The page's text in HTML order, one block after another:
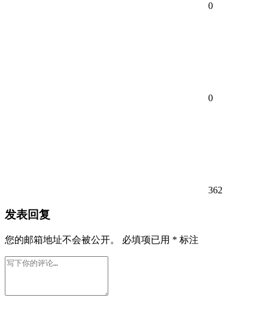
0
0
362
发表回复
您的邮箱地址不会被公开。 必填项已用 * 标注